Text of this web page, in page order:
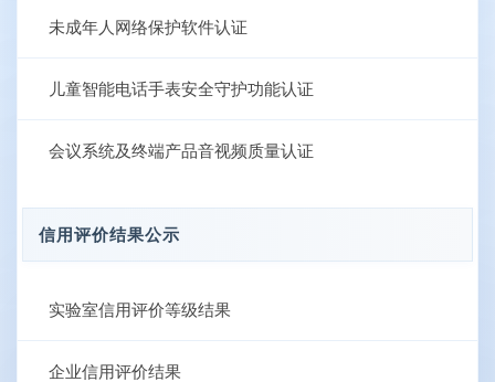
未成年人网络保护软件认证
儿童智能电话手表安全守护功能认证
会议系统及终端产品音视频质量认证
信用评价结果公示
实验室信用评价等级结果
企业信用评价结果